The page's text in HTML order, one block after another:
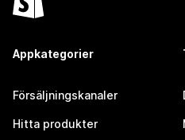
Appkategorier
Försäljningskanaler
Hitta produkter